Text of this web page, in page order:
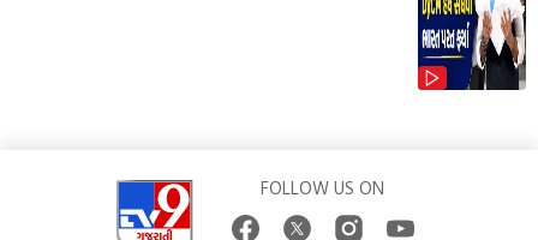
FOLLOW US ON